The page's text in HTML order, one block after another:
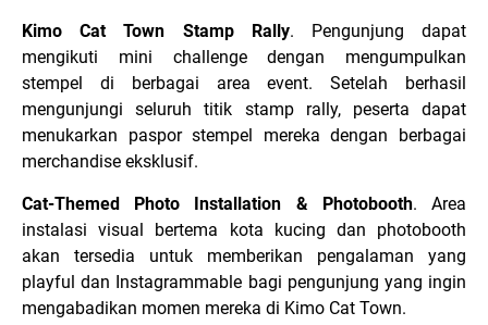
Kimo Cat Town Stamp Rally. Pengunjung dapat
mengikuti mini challenge dengan mengumpulkan
stempel di berbagai area event. Setelah berhasil
mengunjungi seluruh titik stamp rally, peserta dapat
menukarkan paspor stempel mereka dengan berbagai
merchandise eksklusif.
Cat-Themed Photo Installation & Photobooth.Area
instalasi visual bertema kota kucing dan photobooth
akan tersedia untuk memberikan pengalaman yang
playful dan Instagrammable bagi pengunjung yang ingin
mengabadikan momen mereka di Kimo Cat Town.